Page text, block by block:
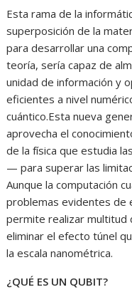
Esta rama de la
superposición de la
para desarrollar una
teoría, sería capaz de
unidad de información y
eficientes a nivel
cuántico.Esta nueva
aprovecha el
de la física que estudia
— para superar las
Aunque la computación
problemas evidentes de
permite realizar multitud
eliminar el efecto túnel
la escala nanométrica.
¿QUÉ ES UN QUBIT?